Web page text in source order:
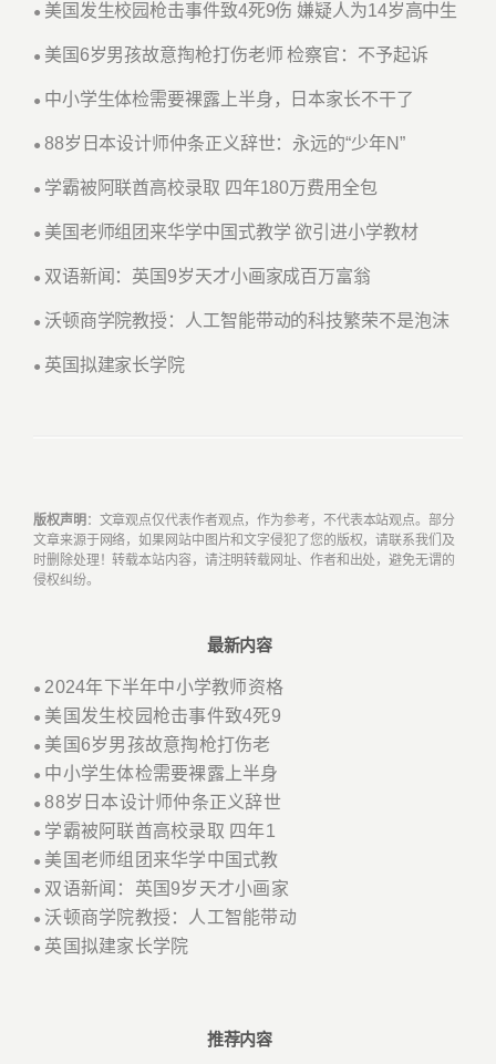
● 美国发生校园枪击事件致4死9伤 嫌疑人为14岁高中生
● 美国6岁男孩故意掏枪打伤老师 检察官：不予起诉
● 中小学生体检需要裸露上半身，日本家长不干了
● 88岁日本设计师仲条正义辞世：永远的“少年N”
● 学霸被阿联酋高校录取 四年180万费用全包
● 美国老师组团来华学中国式教学 欲引进小学教材
● 双语新闻：英国9岁天才小画家成百万富翁
● 沃顿商学院教授：人工智能带动的科技繁荣不是泡沫
● 英国拟建家长学院
版权声明 ：文章观点仅代表作者观点，作为参考，不代表本站观点。部分
文章来源于网络，如果网站中图片和文字侵犯了您的版权，请联系我们及
时删除处理！转载本站内容，请注明转载网址、作者和出处，避免无谓的
侵权纠纷。
最新内容
● 2024年下半年中小学教师资格
● 美国发生校园枪击事件致4死9
● 美国6岁男孩故意掏枪打伤老
● 中小学生体检需要裸露上半身
●88岁日本设计师仲条正义辞世
● 学霸被阿联酋高校录取 四年1
● 美国老师组团来华学中国式教
● 双语新闻：英国9岁天才小画家
● 沃顿商学院教授：人工智能带动
● 英国拟建家长学院
推荐内容